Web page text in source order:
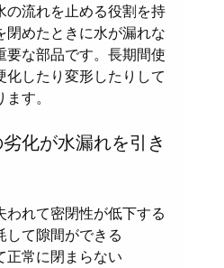
の流れを止める役割を持
閉めたときに水が漏れな
要な部品です。長期間使
化したり変形したりして
す。
化が水漏れを引き
われて密閉性が低下する
して隙間ができる
正常に閉まらない